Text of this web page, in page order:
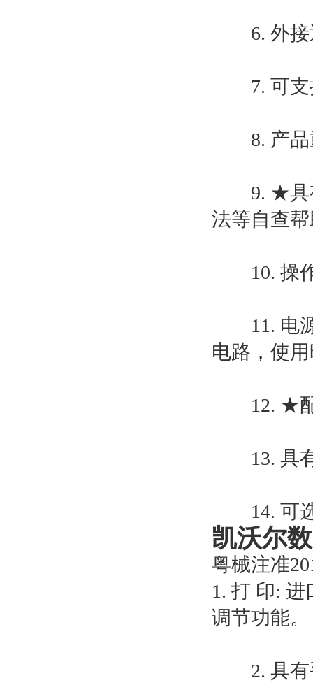
6. 外接通
7. 可支持
8. 产品
9. ★具有
法等自查
10. 操作
11. 电源
电路，使
12. ★配
13. 具有
14. 可选
凯沃尔
粤械注准
1. 打 印:
调节功能。
2. 具有手